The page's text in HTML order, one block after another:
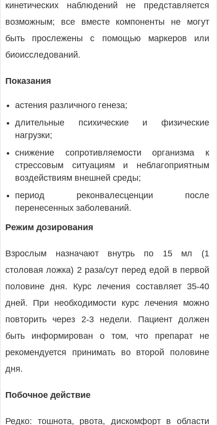
кинетических наблюдений не представляется
возможным; все вместе компоненты не могут
быть прослежены с помощью маркеров или
биоисследований.
Показания
астения различного генеза;
длительные психические и физические
нагрузки;
снижение сопротивляемости организма к
стрессовым ситуациям и неблагоприятным
воздействиям внешней среды;
период реконвалесценции после
перенесенных заболеваний.
Режим дозирования
Взрослым назначают внутрь по 15 мл (1
столовая ложка) 2 раза/сут перед едой в первой
половине дня. Курс лечения составляет 35-40
дней. При необходимости курс лечения можно
повторить через 2-3 недели. Пациент должен
быть информирован о том, что препарат не
рекомендуется принимать во второй половине
дня.
Побочное действие
Редко: тошнота, рвота, дискомфорт в области